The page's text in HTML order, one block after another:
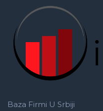
Baza Firmi U Srbiji